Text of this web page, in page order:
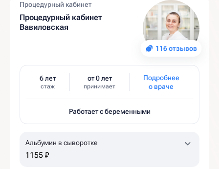
116 отзывов
Процедурный кабинет
Процедурный кабинет
Вавиловская
6 лет
стаж
от 0 лет
принимает
Подробнее
о враче
Работает с беременными
Альбумин в сыворотке
1155 ₽